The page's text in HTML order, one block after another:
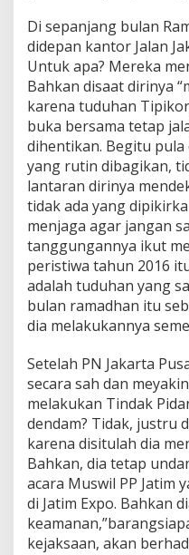
Di sepanjang bulan
didepan kantor Jalan
Untuk apa? Mereka
Bahkan disaat dirinya
karena tuduhan
buka bersama tetap
dihentikan. Begitu
yang rutin dibagikan,
lantaran dirinya
tidak ada yang
menjaga agar jangan
tanggungannya ikut
peristiwa tahun 2016
adalah tuduhan yang
bulan ramadhan itu
dia melakukannya
Setelah PN Jakarta
secara sah dan
melakukan Tindak
dendam? Tidak, justru
karena disitulah dia
Bahkan, dia tetap
acara Muswil PP Jatim
di Jatim Expo. Bahkan
kejaksaan, akan